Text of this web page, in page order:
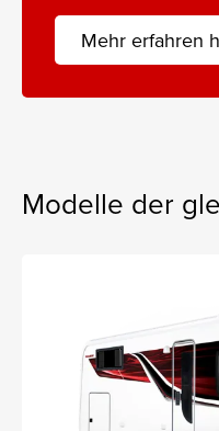
Mehr erfahren
Modelle der